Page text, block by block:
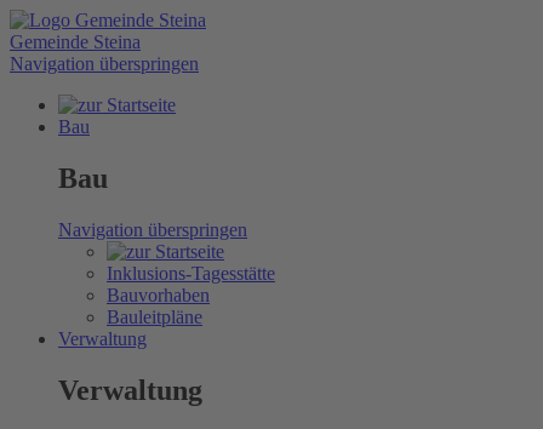
Gemeinde Steina
Navigation überspringen
Bau
Bau
Navigation überspringen
Inklusions-Tagesstätte
Bauvorhaben
Bauleitpläne
Verwaltung
Verwaltung